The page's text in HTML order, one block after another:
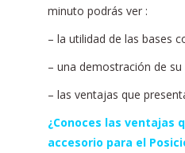
minuto podrás ver :
– la utilidad de las bases
– una demostración de su
– las ventajas que
¿Conoces las ventajas
accesorio para el